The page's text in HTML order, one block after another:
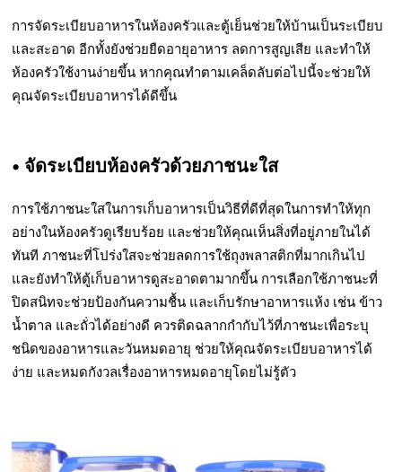
การจัดระเบียบอาหารในห้องครัวและตู้เย็นช่วยให้บ้านเป็นระเบียบ
และสะอาด อีกทั้งยังช่วยยืดอายุอาหาร ลดการสูญเสีย และทำให้
ห้องครัวใช้งานง่ายขึ้น หากคุณทำตามเคล็ดลับต่อไปนี้จะช่วยให้
คุณจัดระเบียบอาหารได้ดีขึ้น
• จัดระเบียบห้องครัวด้วยภาชนะใส
การใช้ภาชนะใสในการเก็บอาหารเป็นวิธีที่ดีที่สุดในการทำให้ทุก
อย่างในห้องครัวดูเรียบร้อย และช่วยให้คุณเห็นสิ่งที่อยู่ภายในได้
ทันที ภาชนะที่โปร่งใสจะช่วยลดการใช้ถุงพลาสติกที่มากเกินไป
และยังทำให้ตู้เก็บอาหารดูสะอาดตามากขึ้น การเลือกใช้ภาชนะที่
ปิดสนิทจะช่วยป้องกันความชื้น และเก็บรักษาอาหารแห้ง เช่น ข้าว
น้ำตาล และถั่วได้อย่างดี ควรติดฉลากกำกับไว้ที่ภาชนะเพื่อระบุ
ชนิดของอาหารและวันหมดอายุ ช่วยให้คุณจัดระเบียบอาหารได้
ง่าย และหมดกังวลเรื่องอาหารหมดอายุโดยไม่รู้ตัว